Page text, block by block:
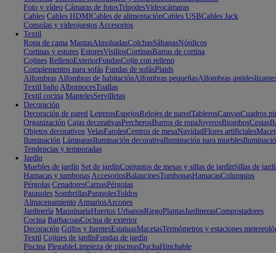
Foto y vídeo Cámaras de fotosTrípodesVideocámaras
Cables Cables HDMICables de alimentaciónCables USBCables Jack
Consolas y videojuegos Accesorios
Textil
Ropa de cama MantasAlmohadasColchasSábanasNórdicos
Cortinas y estores EstoresVisillosCortinasBarras de cortina
Cojines RellenoExteriorFundasCojín con relleno
Complementos para sofás Fundas de sofásPlaids
Alfombras Alfombras de habitaciónAlfombras pequeñasAlfombras
Textil baño AlbornocesToallas
Textil cocina MantelesServilletas
Decoración
Decoración de pared LetrerosEspejosRelojes de paredTablerosCanvasCuadros
Organización Cajas decorativasPercherosBurros de ropaJoyerosBiombosCestas
Objetos decorativos VelasFarolesCentros de mesaNavidadFlores artificiales
Iluminación LámparasIluminación decorativaIluminación para muebles
Tendencias y temporadas
Jardín
Muebles de jardín Set de jardínConjuntos de mesas y sillas de jardínSillas de
Hamacas y tumbonas AccesoriosBalancinesTumbonasHamacasColumpios
Pérgolas CenadoresCarpasPérgolas
Parasoles SombrillasParasolesToldos
Almacenamiento ArmariosArcones
Jardinería MaquinariaHuertos UrbanosRiegoPlantasJardinerasCompostadores
Cocina BarbacoasCocina de exterior
Decoración Grifos y fuentesEstatuasMacetasTermómetros y estaciones
Textil Cojines de jardínFundas de jardín
Piscina PlegableLimpieza de piscinasDuchaHinchable